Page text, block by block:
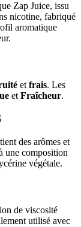
Zap Juice, issu
nicotine, fabriqué
aromatique
et frais. Les
et Fraîcheur.
des arômes et
une composition
végétale.
de viscosité
utilisé avec